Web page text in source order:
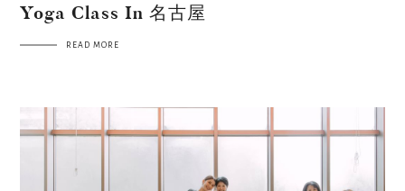
Yoga Class In 名古屋
READ MORE